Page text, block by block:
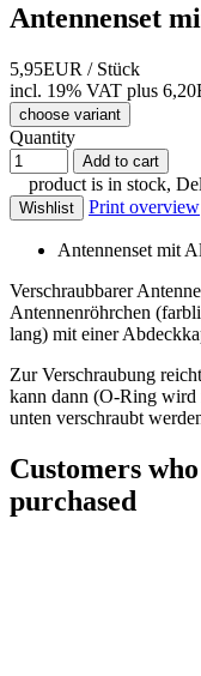
Antennenset
5,95EUR / Stück
incl. 19% VAT plus
choose variant
Quantity
Add to cart
product is in stock,
Wishlist Print overview
Antennenset mit
Verschraubbarer
Antennenröhrchen
lang) mit einer
Zur Verschraubung
kann dann (O-Ring wird
unten verschraubt
Customers
purchased